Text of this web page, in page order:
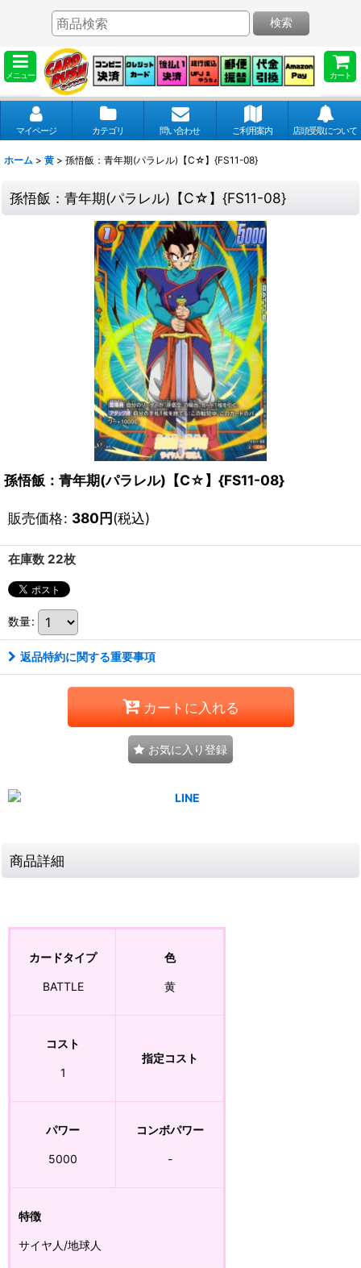
メニュー カート
検索
マイページ カテゴリ 問い合わせ ご利用案内 店頭受取について
ホーム > 黄 > 孫悟飯：青年期(パラレル)【C☆】{FS11-08}
孫悟飯：青年期(パラレル)【C☆】{FS11-08}
孫悟飯：青年期(パラレル)【C☆】{FS11-08}
販売価格: 380円(税込)
在庫数 22枚
数量:
返品特約に関する重要事項
カートに入れる
お気に入り登録
商品詳細
カードタイプ
BATTLE
色
黄
コスト
1
指定コスト
パワー
5000
コンボパワー
-
特徴
サイヤ人/地球人